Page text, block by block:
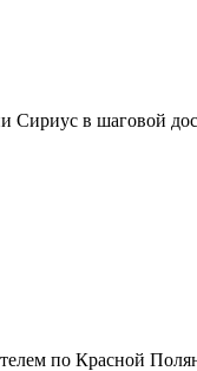
в шаговой
по Красной